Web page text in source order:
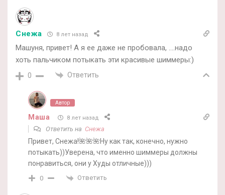
Снежа 8 лет назад
Машуня, привет! А я ее даже не пробовала, ….надо
хоть пальчиком потыкать эти красивые шиммеры:)
0 Ответить
Автор
Маша 8 лет назад
Ответить на Снежа
Привет, Снежа!🌺🌺🌺Ну как так, конечно, нужно
потыкать))Уверена, что именно шиммеры должны
понравиться, они у Худы отличные)))
0 Ответить